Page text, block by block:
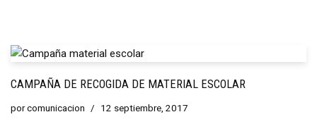
CAMPAÑA DE RECOGIDA DE MATERIAL ESCOLAR
porcomunicacion 12 septiembre, 2017